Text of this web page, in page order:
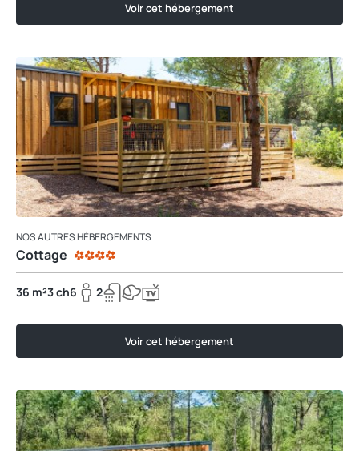
Voir cet hébergement
NOS AUTRES HÉBERGEMENTS
Cottage
36 m²3 ch6 2
Voir cet hébergement